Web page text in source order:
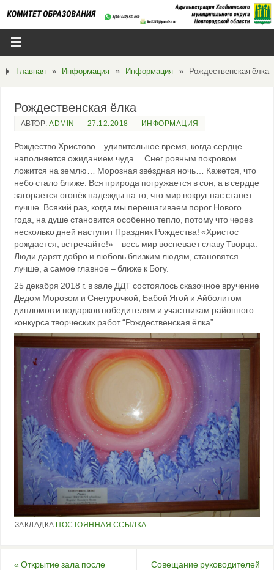
Главная » Информация » Информация » Рождественская ёлка
Рождественская ёлка
АВТОР:ADMIN 27.12.2018 ИНФОРМАЦИЯ
Рождество Христово – удивительное время, когда сердце
наполняется ожиданием чуда… Снег ровным покровом
ложится на землю… Морозная звёздная ночь… Кажется, что
небо стало ближе. Вся природа погружается в сон, а в сердце
загорается огонёк надежды на то, что мир вокруг нас станет
лучше. Всякий раз, когда мы перешагиваем порог Нового
года, на душе становится особенно тепло, потому что через
несколько дней наступит Праздник Рождества! «Христос
рождается, встречайте!» – весь мир воспевает славу Творца.
Люди дарят добро и любовь близким людям, становятся
лучше, а самое главное – ближе к Богу.
25 декабря 2018 г. в зале ДДТ состоялось сказочное вручение
Дедом Морозом и Снегурочкой, Бабой Ягой и Айболитом
дипломов и подарков победителям и участникам районного
конкурса творческих работ “Рождественская ёлка”.
ЗАКЛАДКА ПОСТОЯННАЯ ССЫЛКА.
« Открытие зала после
Совещание руководителей